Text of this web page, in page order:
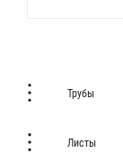
Трубы
Листы